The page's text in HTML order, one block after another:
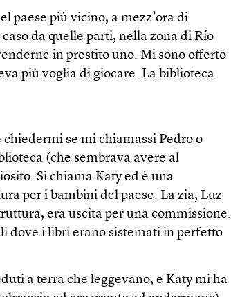
paese più vicino, a mezz’ora di
da quelle parti, nella zona di Río
in prestito uno. Mi sono offerto
più voglia di giocare. La biblioteca
se mi chiamassi Pedro o
(che sembrava avere al
Si chiama Katy ed è una
per i bambini del paese. La zia, Luz
era uscita per una commissione.
dove i libri erano sistemati in perfetto
a terra che leggevano, e Katy mi ha